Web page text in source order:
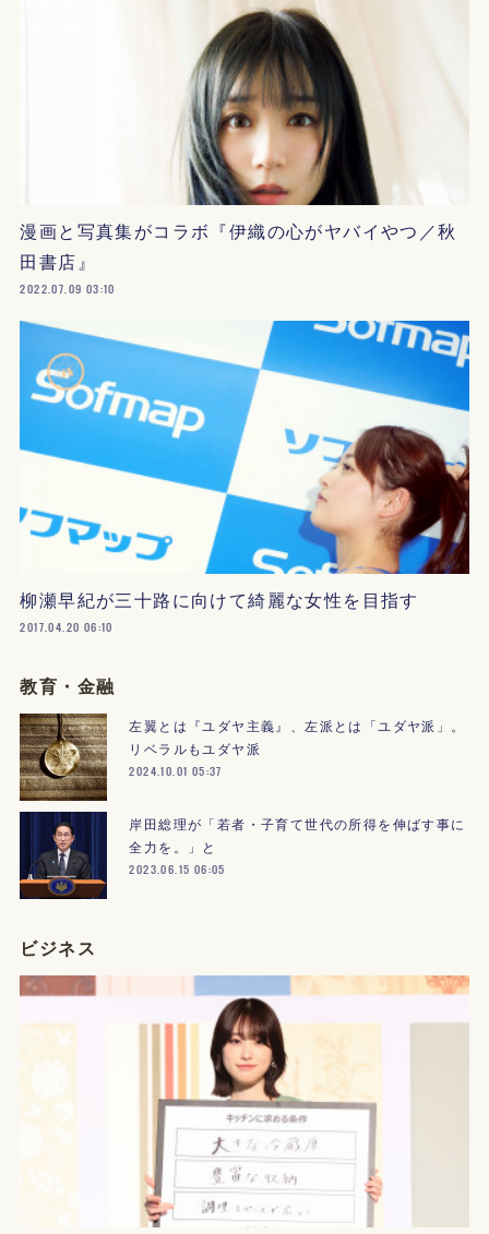
漫画と写真集がコラボ『伊織の心がヤバイやつ／秋
田書店』
2022.07.09 03:10
柳瀬早紀が三十路に向けて綺麗な女性を目指す
2017.04.20 06:10
教育・金融
左翼とは『ユダヤ主義』、左派とは「ユダヤ派」。
リベラルもユダヤ派
2024.10.01 05:37
岸田総理が「若者・子育て世代の所得を伸ばす事に
全力を。」と
2023.06.15 06:05
ビジネス